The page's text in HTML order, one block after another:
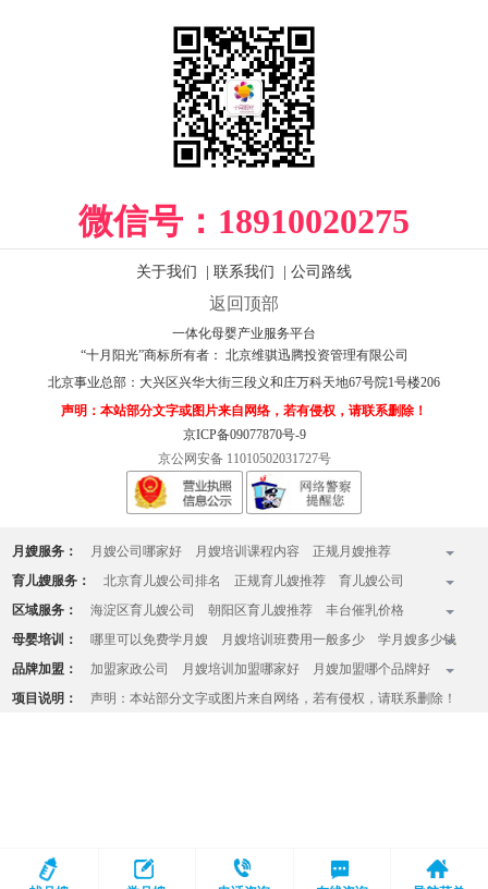
微信号： 18910020275
关于我们 联系我们 公司路线
返回顶部
一体化母婴产业服务平台
“十月阳光”商标所有者： 北京维骐迅腾投资管理有限公司
北京事业总部： 大兴区兴华大街三段义和庄万科天地67号院1号楼206
声明：本站部分文字或图片来自网络，若有侵权，请联系删除！
京ICP备09077870号-9
京公网安备 11010502031727号
月嫂服务： 月嫂公司哪家好 月嫂培训课程内容
正规月嫂推荐
全国十佳月嫂公司排名榜
月嫂收费标准
月嫂一个月多少钱
月嫂的工作内容有哪些
月嫂家政服务中心
北京知名月嫂公司
月嫂哪家好
育儿嫂服务： 北京育儿嫂公司排名 正规育儿嫂推荐
育儿嫂公司
哪家育儿嫂好
育儿嫂一般多少钱一个月
育婴师收费标准
育儿嫂价格一览表
育儿嫂工资 育儿嫂价格
请住家育儿嫂
育儿嫂一天的工作内容
区域服务： 海淀区育儿嫂公司 朝阳区育儿嫂推荐
丰台催乳价格
昌平月嫂
大兴月嫂 房山催乳师哪家好
顺义催乳师上门
立水桥月嫂公司
大望路月嫂 通州月嫂
天通苑育儿嫂公司
西三旗月嫂公司
亚运村月嫂
石景山月嫂中心
母婴培训： 哪里可以免费学月嫂 月嫂培训班费用一般多少
学月嫂多少钱
月嫂培训哪家好
学月嫂在哪里学正规
没有学历和文化能学月嫂么
学月嫂多大年龄学最好
品牌加盟： 加盟家政公司 月嫂培训加盟哪家好
月嫂加盟哪个品牌好
月嫂公司如何加盟
月嫂加盟流程和条件
项目说明： 声明：本站部分文字或图片来自网络，若有侵权，请联系删除！